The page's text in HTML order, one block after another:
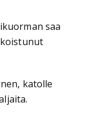
saa
katolle